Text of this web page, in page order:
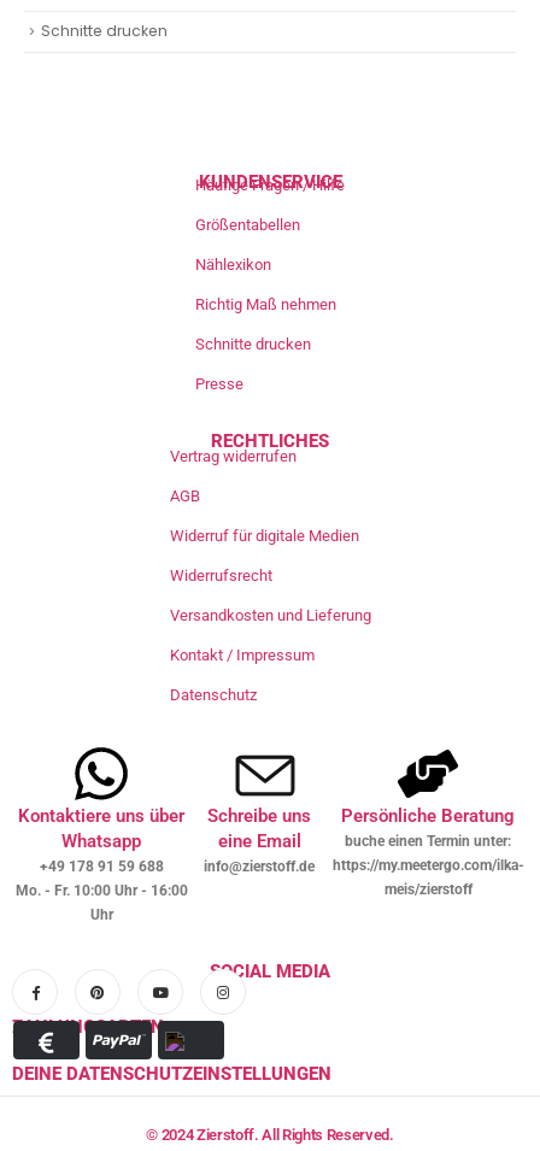
Schnitte drucken
KUNDENSERVICE
Häufige Fragen / Hilfe
Größentabellen
Nählexikon
Richtig Maß nehmen
Schnitte drucken
Presse
RECHTLICHES
Vertrag widerrufen
AGB
Widerruf für digitale Medien
Widerrufsrecht
Versandkosten und Lieferung
Kontakt / Impressum
Datenschutz
Kontaktiere uns über
Whatsapp
+49 178 91 59 688
Mo. - Fr. 10:00 Uhr - 16:00
Uhr
Schreibe uns
eine Email
info@zierstoff.de
Persönliche Beratung
buche einen Termin unter:
https://my.meetergo.com/ilka-
meis/zierstoff
SOCIAL MEDIA
ZAHLUNGSARTEN
DEINE DATENSCHUTZEINSTELLUNGEN
© 2024 Zierstoff. All Rights Reserved.